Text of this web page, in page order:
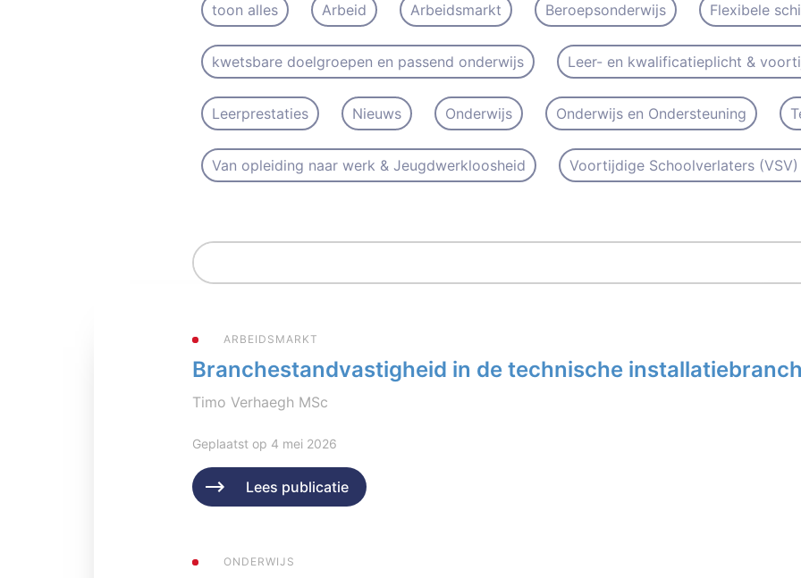
toon alles Arbeid Arbeidsmarkt Beroepsonderwijs Flexibele
kwetsbare doelgroepen en passend onderwijs Leer- en kwalificatieplicht &
Leerprestaties Nieuws Onderwijs Onderwijs en Ondersteuning
Van opleiding naar werk & Jeugdwerkloosheid Voortijdige Schoolverlaters
ARBEIDSMARKT
Branchestandvastigheid in de technische
Timo Verhaegh MSc
Geplaatst op 4 mei 2026
Lees publicatie
ONDERWIJS